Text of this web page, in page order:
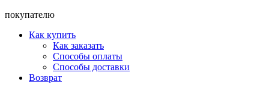
покупателю
Как купить
Как заказать
Способы оплаты
Способы доставки
Возврат